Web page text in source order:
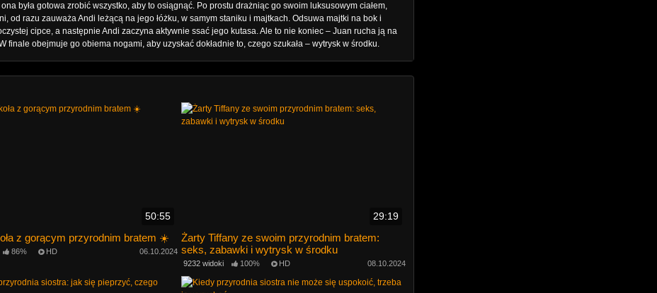
była gotowa zrobić wszystko, aby to osiągnąć. Po prostu drażniąc go swoim luksusowym ciałem,
razu zauważa Andi leżącą na jego łóżku, w samym staniku i majtkach. Odsuwa majtki na bok i
cipce, a następnie Andi zaczyna aktywnie ssać jego kutasa. Ale to nie koniec – Juan rucha ją na
obejmuje go obiema nogami, aby uzyskać dokładnie to, czego szukała – wytrysk w środku.
50:55
z gorącym przyrodnim bratem ☀️
86% HD 06.10.2024
29:19
Żarty Tiffany ze swoim przyrodnim bratem:
seks, zabawki i wytrysk w środku
9232 widoki 100% HD 08.10.2024